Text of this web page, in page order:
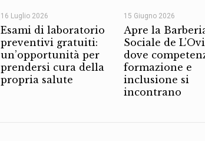
16 Luglio 2026
Esami di laboratorio
preventivi gratuiti:
un’opportunità per
prendersi cura della
propria salute
15 Giugno 2026
Apre la
Sociale de
dove
formazione e
inclusione si
incontrano